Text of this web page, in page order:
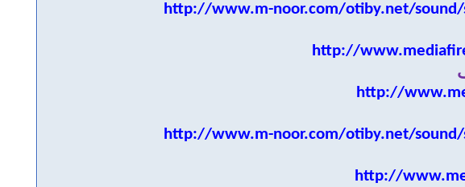
http://www.m-noor.com/otiby.net/
http://
http://
http://www.m-noor.com/otiby.net/
http://